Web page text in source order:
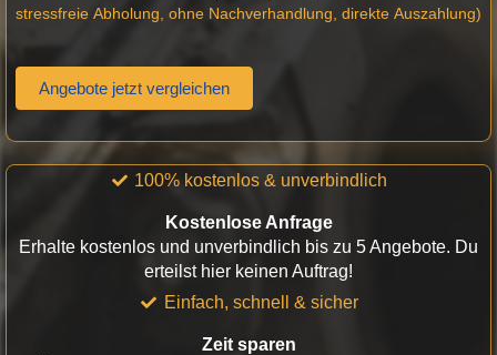
stressfreie Abholung, ohne Nachverhandlung, direkte Auszahlung)
Angebote jetzt vergleichen
100% kostenlos & unverbindlich
Kostenlose Anfrage
Erhalte kostenlos und unverbindlich bis zu 5 Angebote. Du
erteilst hier keinen Auftrag!
Einfach, schnell & sicher
Zeit sparen